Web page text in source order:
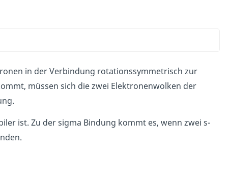
in der Verbindung rotationssymmetrisch zur
müssen sich die zwei Elektronenwolken der
ist. Zu der sigma Bindung kommt es, wenn zwei s-